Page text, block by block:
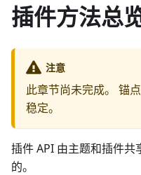
插件方法总
注意
此章节尚未完成。 锚
稳定。
插件 API 由主题和插件
的。